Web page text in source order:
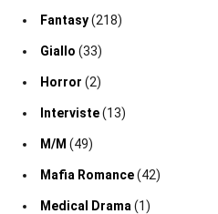
Fantasy(218)
Giallo (33)
Horror (2)
Interviste(13)
M/M (49)
Mafia Romance(42)
Medical Drama (1)